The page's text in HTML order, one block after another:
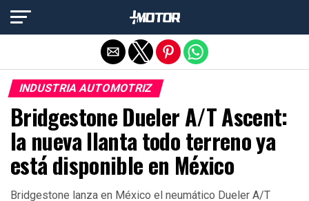
INDUSTRIA AUTOMOTRIZ
Bridgestone Dueler A/T Ascent:
la nueva llanta todo terreno ya
está disponible en México
Bridgestone lanza en México el neumático Dueler A/T
Salir de la versión móvil